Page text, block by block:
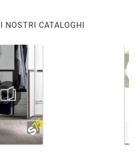
NOSTRI CATALOGHI